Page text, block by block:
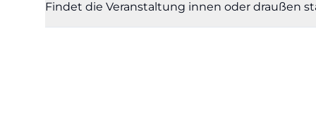
Findet die Veranstaltung innen oder draußen